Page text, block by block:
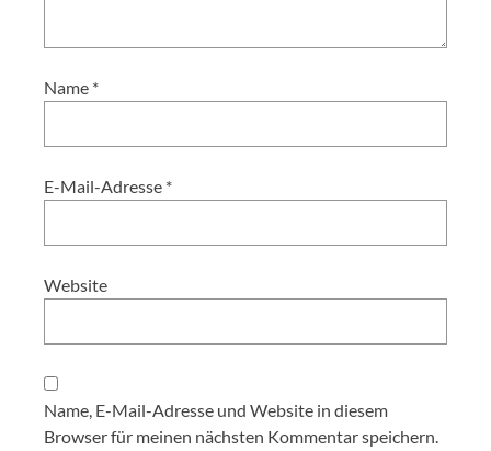
Name *
E-Mail-Adresse *
Website
Name, E-Mail-Adresse und Website in diesem
Browser für meinen nächsten Kommentar speichern.